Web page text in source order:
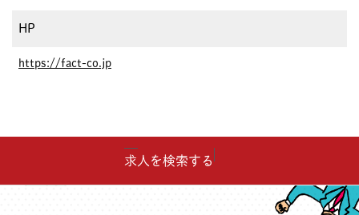
HP
https://fact-co.jp
求人を検索する